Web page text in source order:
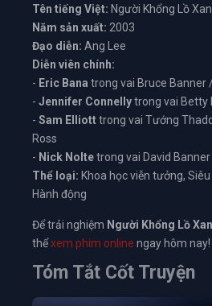
Tên tiếng Việt: Người Khổng Lồ
Năm sản xuất: 2003
Đạo diễn: Ang Lee
Diễn viên chính:
- Eric Bana trong vai Bruce Banner
- Jennifer Connellytrong vai Betty
- Sam Elliotttrong vai Tướng
Ross
- Nick Noltetrong vai David
Thể loại: Khoa học viễn tưởng,
Hành động
Để trải nghiệm Người Khổng Lồ
thểxem phim online ngay hôm nay!
Tóm Tắt Cốt Truyện